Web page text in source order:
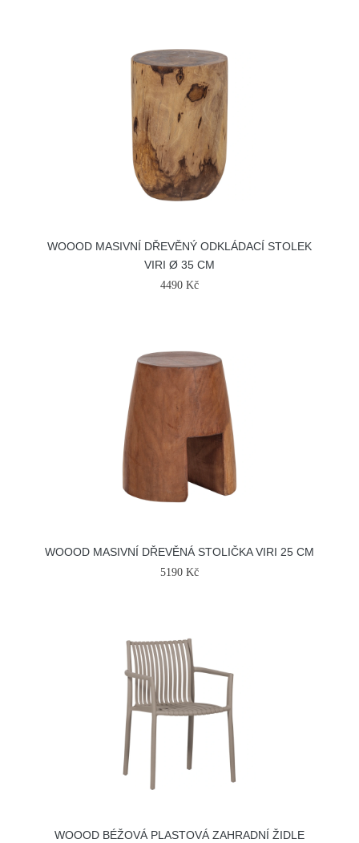
WOOOD MASIVNÍ DŘEVĚNÝ ODKLÁDACÍ STOLEK
VIRI Ø 35 CM
4490 Kč
WOOOD MASIVNÍ DŘEVĚNÁ STOLIČKA VIRI 25 CM
5190 Kč
WOOOD BÉŽOVÁ PLASTOVÁ ZAHRADNÍ ŽIDLE